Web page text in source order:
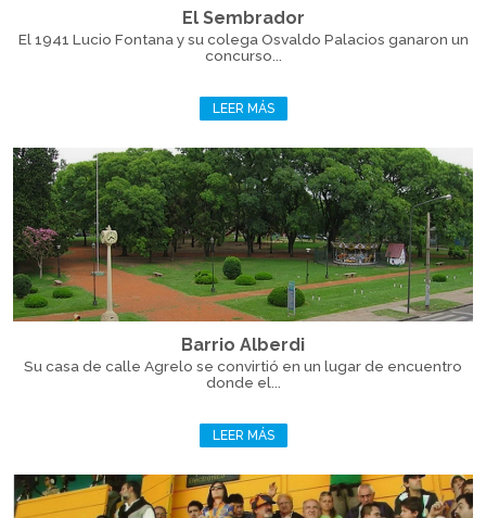
El Sembrador
El 1941 Lucio Fontana y su colega Osvaldo Palacios ganaron un
concurso...
LEER MÁS
Barrio Alberdi
Su casa de calle Agrelo se convirtió en un lugar de encuentro
donde el...
LEER MÁS